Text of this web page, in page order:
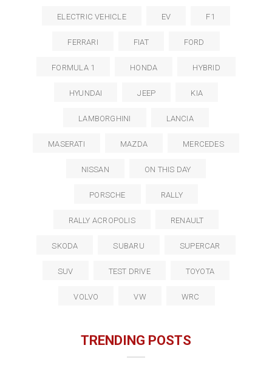
ELECTRIC VEHICLE EV F1
FERRARI FIAT FORD
FORMULA 1 HONDA HYBRID
HYUNDAI JEEP KIA
LAMBORGHINI LANCIA
MASERATI MAZDA MERCEDES
NISSAN ON THIS DAY
PORSCHE RALLY
RALLY ACROPOLIS RENAULT
SKODA SUBARU SUPERCAR
SUV TEST DRIVE TOYOTA
VOLVO VW WRC
TRENDING POSTS